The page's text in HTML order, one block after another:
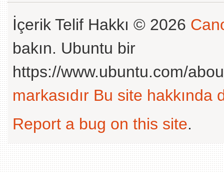
İçerik Telif Hakkı © 2026
bakın. Ubuntu bir
https://www.ubuntu.com/
markasıdır Bu site hakkında
Report a bug on this site.